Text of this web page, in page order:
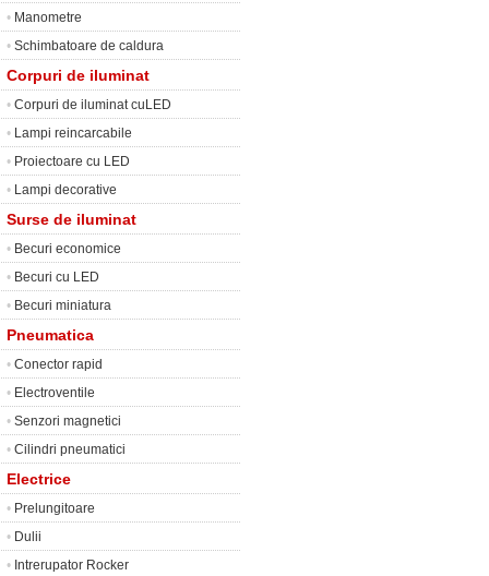
• Manometre
• Schimbatoare de caldura
Corpuri de iluminat
• Corpuri de iluminat cuLED
• Lampi reincarcabile
• Proiectoare cu LED
• Lampi decorative
Surse de iluminat
• Becuri economice
• Becuri cu LED
• Becuri miniatura
Pneumatica
• Conector rapid
• Electroventile
• Senzori magnetici
• Cilindri pneumatici
Electrice
• Prelungitoare
• Dulii
• Intrerupator Rocker